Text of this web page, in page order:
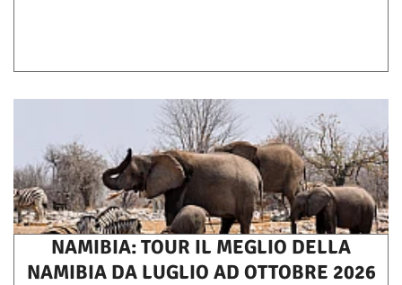
NAMIBIA: TOUR IL MEGLIO DELLA
NAMIBIA DA LUGLIO AD OTTOBRE 2026